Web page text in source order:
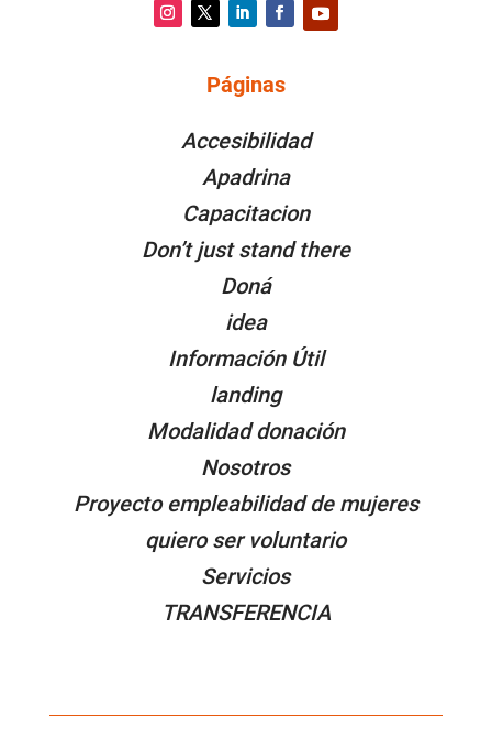
Facebook
Páginas
Accesibilidad
Apadrina
Capacitacion
Don’t just stand there
Doná
idea
Información Útil
landing
Modalidad donación
Nosotros
Proyecto empleabilidad de mujeres
quiero ser voluntario
Servicios
TRANSFERENCIA